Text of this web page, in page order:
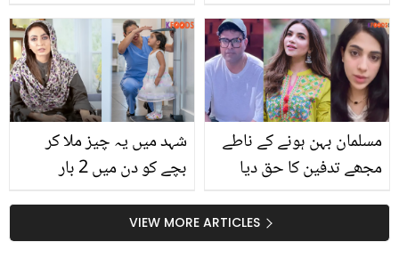
ہیں؟
شہد میں یہ چیز ملا کر
بچے کو دن میں 2 بار
لئے ڈاکٹر ام راحیل کا
سالوں پرانا نسخہ! آپ بھی
مسلمان بہن ہونے کے ناطے
مجھے تدفین کا حق دیا
یاسر حسین، حمیرا اصغر
کی تدفین کے لئے سامنے
VIEW MORE ARTICLES